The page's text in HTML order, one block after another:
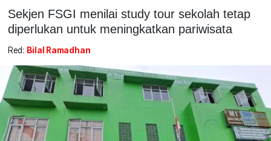
Sekjen FSGI menilai study tour sekolah tetap
diperlukan untuk meningkatkan pariwisata
Red: Bilal Ramadhan